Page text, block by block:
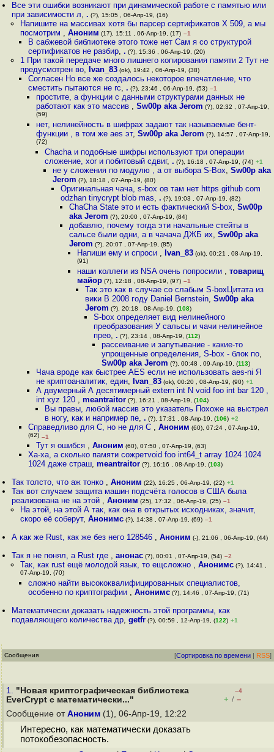
Все эти ошибки возникают при динамической работе с памятью или
при зависимости л,. (?), 15:05 , 06-Апр-19, (16)
Напишите на массивах хотя бы парсер сертификатов X 509, а мы
посмотрим , Аноним (17), 15:11 , 06-Апр-19, (17) –1
В сабжевой библиотеке этого тоже нет Сам я со структурой
сертификатов не разбир, . (?), 15:36 , 06-Апр-19, (20)
1 При такой передаче много лишнего копирования памяти 2 Тут не
предусмотрен во, Ivan_83(ok), 19:42 , 06-Апр-19, (38)
Согласен Но все же создалось некоторое впечатление, что
сместить пытаются не rc, . (?), 23:46 , 06-Апр-19, (53) –1
простите, а функции с данными структурами данных не
работают как это массив ,Sw00p aka Jerom (?), 02:32 , 07-Апр-19,
(59)
нет, нелинейность в шифрах задают так называемые бент-
функции , в том же aes эт,Sw00p aka Jerom (?), 14:57 , 07-Апр-19,
(72)
Chacha и подобные шифры используют три операции
сложение, xor и побитовый сдвиг, . (?), 16:18 , 07-Апр-19, (74) +1
не у сложения по модулю , а от выбора S-Box, Sw00p aka
Jerom (?), 18:18 , 07-Апр-19, (80)
Оригинальная чача, s-box ов там нет https github com
odzhan tinycrypt blob mas,. (?), 19:03 , 07-Апр-19, (82)
ChaCha State это и есть фактический S-box, Sw00p
aka Jerom (?), 20:00 , 07-Апр-19, (84)
добавлю, почему тогда эти начальные стейты в
сальсе были одни, а в чачача ДЖБ их, Sw00p aka
Jerom (?), 20:07 , 07-Апр-19, (85)
Напиши ему и спроси , Ivan_83(ok), 00:21 , 08-Апр-19,
(91)
наши коллеги из NSA очень попросили , товарищ
майор(?), 12:18 , 08-Апр-19, (97) –1
Так это как в случае со слабым S-boxЦитата из
вики В 2008 году Daniel Bernstein,Sw00p aka
Jerom (?), 20:18 , 08-Апр-19, (108)
S-box определяет вид нелинейного
преобразования У сальсы и чачи нелинейное
прео, . (?), 23:14 , 08-Апр-19, (112)
рассеивание и запутывание - какие-то
упрощенные определения, S-box - блок по,
Sw00p aka Jerom (?), 00:48 , 09-Апр-19, (113)
Чача вроде как быстрее AES если не использовать aes-ni Я
не криптоаналитик, един, Ivan_83 (ok), 00:20 , 08-Апр-19, (90) +1
А двумерный А десятимерный extern int N void foo int bar 120 ,
int xyz 120 ,meantraitor (?), 16:21 , 08-Апр-19, (104)
Вы правы, любой массив это указатель Похоже на выстрел
в ногу, как и например пе, . (?), 17:31 , 08-Апр-19, (106) +2
Справедливо для C, но не для C , Аноним (60), 07:24 , 07-Апр-19,
(62) –1
Тут я ошибся ,Аноним (60), 07:50 , 07-Апр-19, (63)
Ха-ха, а сколько памяти сожретvoid foo int64_t array 1024 1024
1024 даже страш, meantraitor(?), 16:16 , 08-Апр-19, (103)
Так толсто, что аж тонко ,Аноним (22), 16:25 , 06-Апр-19, (22) +1
Так вот случаем защита машин подсчёта голосов в США была
реализована не на этой ,Аноним (25), 17:32 , 06-Апр-19, (25) –1
На этой, на этой А так, как она в открытых исходниках, значит,
скоро её соберут, Анонимс(?), 14:38 , 07-Апр-19, (69) –1
А как же Rust, как же без него 128546 ,Аноним (-), 21:06 , 06-Апр-19, (44)
Так я не понял, а Rust где ,анонас (?), 00:01 , 07-Апр-19, (54) –2
Так, как rust ещё молодой язык, то ещсложно , Анонимс(?), 14:41 ,
07-Апр-19, (70)
сложно найти высококвалифицированных специалистов,
особенно по криптографии , Анонимс(?), 14:46 , 07-Апр-19, (71)
Математически доказать надежность этой программы, как
подавляющего количества др,getfr (?), 00:59 , 12-Апр-19, (122) +1
Сообщения [Сортировка по времени | RSS]
1. "Новая криптографическая библиотека
EverCrypt с математически..."
–4
+ / –
Сообщение от Аноним (1), 06-Апр-19, 12:22
Интересно, как математически доказать
потокобезопасность.